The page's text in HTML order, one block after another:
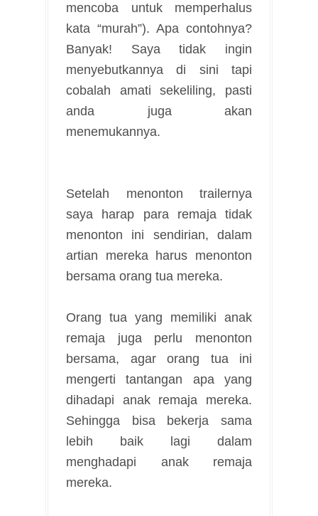
mencoba untuk memperhalus
kata “murah”). Apa contohnya?
Banyak! Saya tidak ingin
menyebutkannya di sini tapi
cobalah amati sekeliling, pasti
anda juga akan
menemukannya.
Setelah menonton trailernya
saya harap para remaja tidak
menonton ini sendirian, dalam
artian mereka harus menonton
bersama orang tua mereka.
Orang tua yang memiliki anak
remaja juga perlu menonton
bersama, agar orang tua ini
mengerti tantangan apa yang
dihadapi anak remaja mereka.
Sehingga bisa bekerja sama
lebih baik lagi dalam
menghadapi anak remaja
mereka.